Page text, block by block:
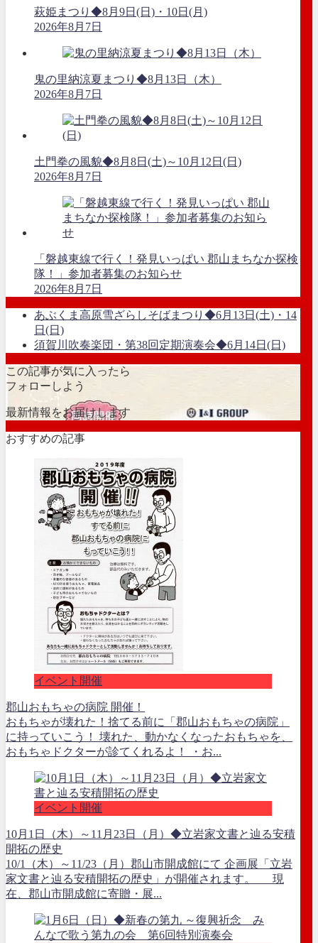
萩姫まつり◆8月9日(日)・10日(月)
2026年8月7日
鬼の里納涼夏まつり◆8月13日（木）
2026年8月7日
土門拳の風貌◆8月8日(土)～10月12日(日)
2026年8月7日
「磐越東線で行く！発見いっぱい 郡山まちなか探検
隊！」参加者募集のお知らせ
2026年8月7日
あぶくま高原雪ざらしそばまつり◆6月13日(土)・14
日(日)
須賀川吹奏楽団・第38回定期演奏会◆6月14日(日)
この記事が気に入ったら
フォローしよう
最新情報をお届けします
おすすめの記事
イベント開催
郡山おもちゃの病院 開催！
おもちゃが壊れた！捨てる前に「郡山おもちゃの病院」
に持っていこう！ 壊れた、動かなくなったおもちゃを、
おもちゃドクターが診てくれるよ！ ・お...
イベント開催
10月1日（木）～11月23日（月）◆立岩家文書と辿る安積
開拓の歴史
10/1（木）～11/23（月）郡山市開成館にて 企画展「立岩
家文書と辿る安積開拓の歴史」が開催されます。 現
在、郡山市開成館に寄贈・展...